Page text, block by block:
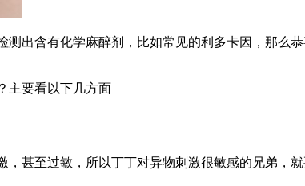
出含有化学麻醉剂，比如常见的利多卡因，那么
主要看以下几方面
甚至过敏，所以丁丁对异物刺激很敏感的兄弟，